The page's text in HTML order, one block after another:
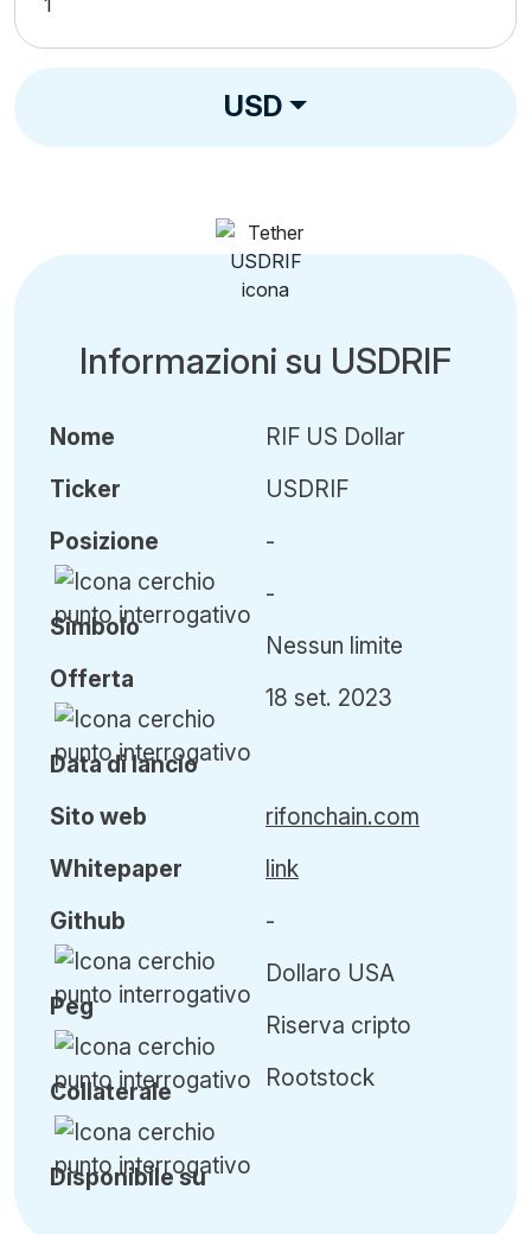
USD
Informazioni su USDRIF
Nome
Ticker
Posizione
Simbolo
Offerta
Data di lancio
RIF US Dollar
USDRIF
-
-
Nessun limite
18 set. 2023
Sito web
Whitepaper
Github
Peg
Collaterale
Disponibile su
rifonchain.com
link
-
Dollaro USA
Riserva cripto
Rootstock